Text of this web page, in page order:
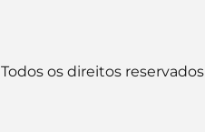
Todos os direitos reservados